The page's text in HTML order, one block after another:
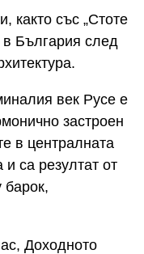
както със „Стоте
България след
век Русе е
застроен
в централната
и са резултат от
барок,
Доходното